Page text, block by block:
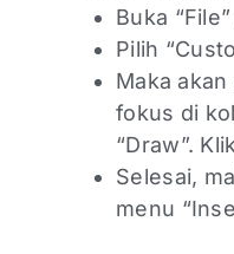
Buka
Pilih
Maka
fokus di
“Draw”.
Selesai,
menu